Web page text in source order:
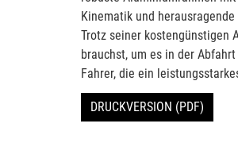
Kinematik und
Trotz seiner kostengünstigen
brauchst, um es in der
Fahrer, die ein
DRUCKVERSION (PDF)